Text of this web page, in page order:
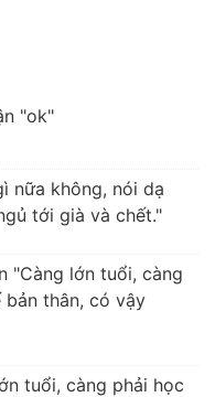
"ok"
nữa không, nói dạ
tới già và chết."
"Càng lớn tuổi, càng
bản thân, có vậy
tuổi, càng phải học